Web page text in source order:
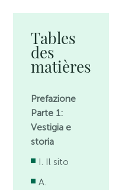
Tables
des
matières
Prefazione
Parte 1:
Vestigia e
storia
I. Il sito
A.